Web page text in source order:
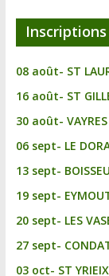
Inscriptions
08 août- ST
16 août- ST
30 août-
06 sept- LE
13 sept-
19 sept-
20 sept- LES
27 sept-
03 oct- ST